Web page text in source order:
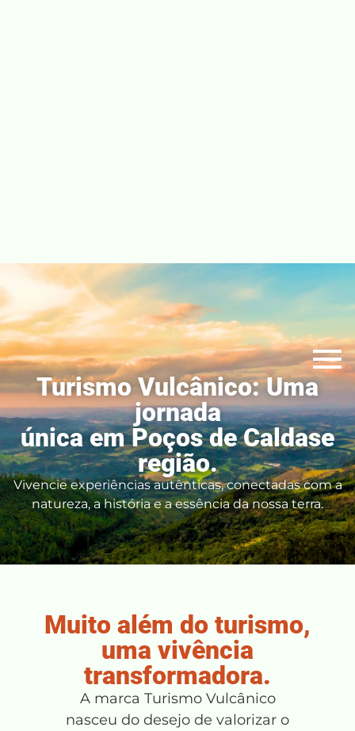
Turismo Vulcânico: Uma
jornada
única em Poços de Caldase
região.
Vivencie experiências autênticas, conectadas com a
natureza, a história e a essência da nossa terra.
Muito além do turismo,
uma vivência
transformadora.
A marca Turismo Vulcânico
nasceu do desejo de valorizar o